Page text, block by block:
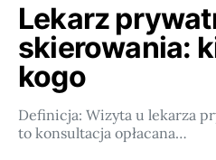
Lekarz
skierowania:
kogo
Definicja: Wizyta u lekarza
to konsultacja opłacana…